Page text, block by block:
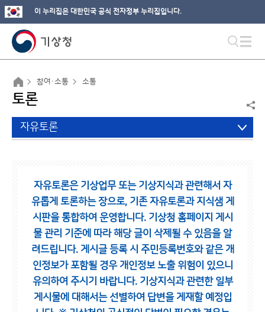
이 누리집은 대한민국 공식 전자정부 누리집입니다.
참여·소통 소통
토론
자유토론
자유토론은 기상업무 또는 기상지식과 관련해서 자
유롭게 토론하는 장으로, 기존 자유토론과 지식샘 게
시판을 통합하여 운영합니다. 기상청 홈페이지 게시
물 관리 기준에 따라 해당 글이 삭제될 수 있음을 알
려드립니다. 게시글 등록 시 주민등록번호와 같은 개
인정보가 포함될 경우 개인정보 노출 위험이 있으니
유의하여 주시기 바랍니다. 기상지식과 관련한 일부
게시물에 대해서는 선별하여 답변을 게재할 예정입